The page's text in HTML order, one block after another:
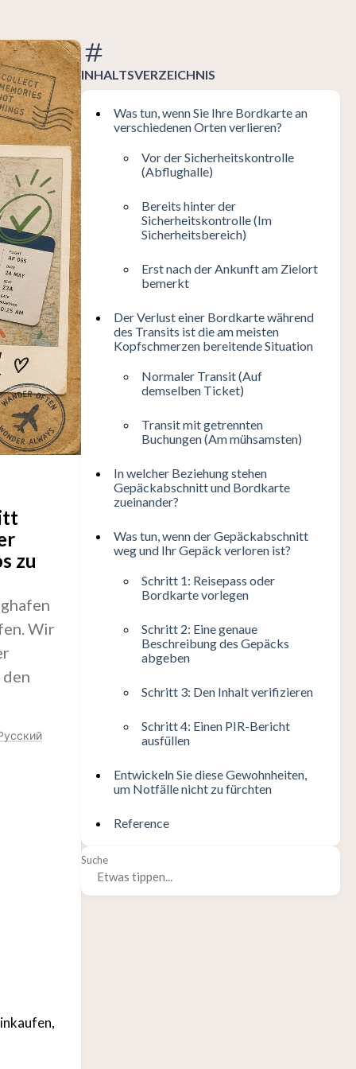
INHALTSVERZEICHNIS
Was tun, wenn Sie Ihre Bordkarte an
verschiedenen Orten verlieren?
Vor der Sicherheitskontrolle
(Abflughalle)
Bereits hinter der
Sicherheitskontrolle (Im
Sicherheitsbereich)
Erst nach der Ankunft am Zielort
bemerkt
Der Verlust einer Bordkarte während
des Transits ist die am meisten
Kopfschmerzen bereitende Situation
Normaler Transit (Auf
demselben Ticket)
Transit mit getrennten
Buchungen (Am mühsamsten)
In welcher Beziehung stehen
Gepäckabschnitt und Bordkarte
zueinander?
Was tun, wenn der Gepäckabschnitt
weg und Ihr Gepäck verloren ist?
Schritt 1: Reisepass oder
Bordkarte vorlegen
Schritt 2: Eine genaue
Beschreibung des Gepäcks
abgeben
Schritt 3: Den Inhalt verifizieren
Schritt 4: Einen PIR-Bericht
ausfüllen
Entwickeln Sie diese Gewohnheiten,
um Notfälle nicht zu fürchten
Reference
Suche
zu
Wir